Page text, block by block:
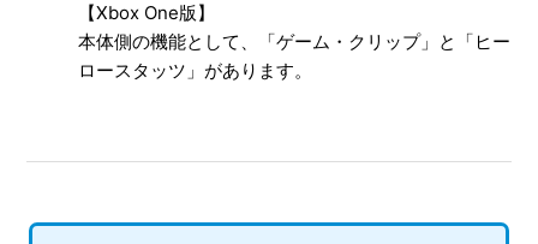
【Xbox One/ALIEN: ISOLATION -エイリアン アイソレーシ
ョン-】フルボイスなのか
ョン-】公式ホームページはあるのか
【Xbox One版】
本体側の機能として、「ゲーム・クリップ」と「ヒー
ロースタッツ」があります。